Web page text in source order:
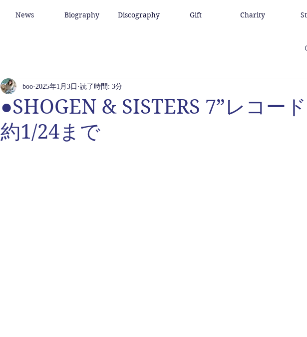
News Biography Discography Gift Charity
●SHOGEN & SISTERS 7”レコー
約1/24まで
boo 2025年1月3日 読了時間: 3分